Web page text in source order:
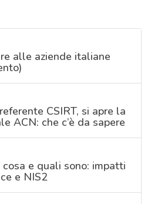
alle aziende italiane
CSIRT, si apre la
ACN: che c’è da sapere
e quali sono: impatti
e NIS2